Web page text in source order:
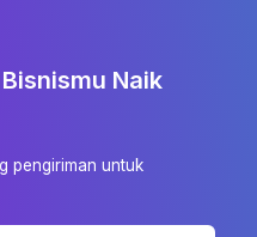
Naik
pengiriman untuk